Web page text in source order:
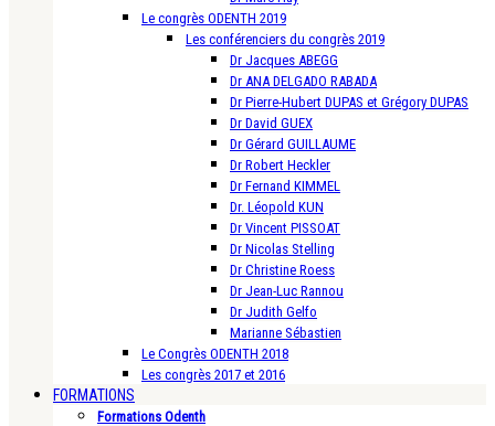
Le congrès ODENTH 2019
Les conférenciers du congrès 2019
Dr Jacques ABEGG
Dr ANA DELGADO RABADA
Dr Pierre-Hubert DUPAS et Grégory DUPAS
Dr David GUEX
Dr Gérard GUILLAUME
Dr Robert Heckler
Dr Fernand KIMMEL
Dr. Léopold KUN
Dr Vincent PISSOAT
Dr Nicolas Stelling
Dr Christine Roess
Dr Jean-Luc Rannou
Dr Judith Gelfo
Marianne Sébastien
Le Congrès ODENTH 2018
Les congrès 2017 et 2016
FORMATIONS
Formations Odenth